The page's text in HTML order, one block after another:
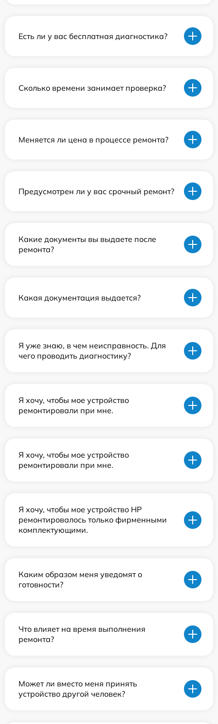
Есть ли у вас бесплатная диагностика?
Сколько времени занимает проверка?
Меняется ли цена в процессе ремонта?
Предусмотрен ли у вас срочный ремонт?
Какие документы вы выдаете после
ремонта?
Какая документация выдается?
Я уже знаю, в чем неисправность. Для
чего проводить диагностику?
Я хочу, чтобы мое устройство
ремонтировали при мне.
Я хочу, чтобы мое устройство
ремонтировали при мне.
Я хочу, чтобы мое устройство HP
ремонтировалось только фирменными
комплектующими.
Каким образом меня уведомят о
готовности?
Что влияет на время выполнения
ремонта?
Может ли вместо меня принять
устройство другой человек?